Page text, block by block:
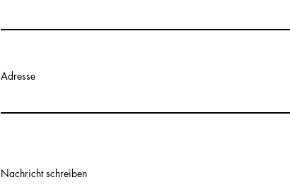
Adresse
Nachricht schreiben